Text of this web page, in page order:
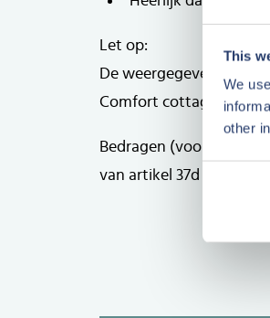
This
We
other
Let op:
De weergegeven
Comfort cottage,
Bedragen (voor zover
van artikel 37d Wet OB.